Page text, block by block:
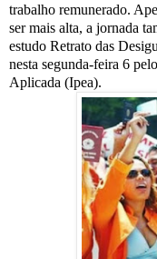
trabalho remunerado.
ser mais alta, a jornada
estudo Retrato das
nesta segunda-feira 6
Aplicada (Ipea).